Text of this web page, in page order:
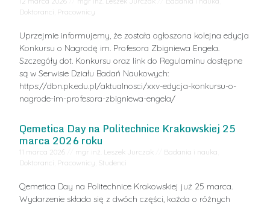
Doktoranci Pracownicy
Uprzejmie informujemy, że została ogłoszona kolejna edycja
Konkursu o Nagrodę im. Profesora Zbigniewa Engela.
Szczegóły dot. Konkursu oraz link do Regulaminu dostępne
są w Serwisie Działu Badań Naukowych:
https://dbn.pk.edu.pl/aktualnosci/xxv-edycja-konkursu-o-
nagrode-im-profesora-zbigniewa-engela/
Qemetica Day na Politechnice Krakowskiej 25
marca 2026 roku
11 marca 2026 mgr inż. Leszek Jurczak Badania i nauka
Doktoranci Pracownicy Studenci
Qemetica Day na Politechnice Krakowskiej już 25 marca.
Wydarzenie składa się z dwóch części, każda o różnych